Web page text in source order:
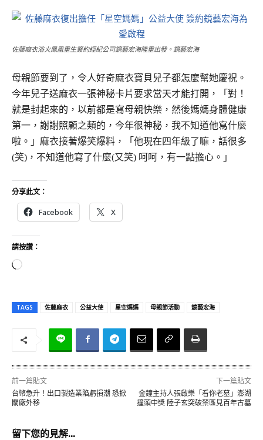
佐藤麻衣浴火鳳凰重生簽約經紀公司鏡藝宏海隆重出發。鏡藝宏海
母親節要到了，令人好奇麻衣寶貝兒子都怎麼幫她慶祝。
今年兒子送麻衣一張神秘卡片要求當天才能打開，「對！
就是封起來的，以前都是寫母親快樂，然後媽媽身體健康
第一，謝謝照顧之類的，今年很神秘，我不知道他寫什麼
啦。」麻衣接著爆笑爆料，「他現在四年級了嘛，話很多
(笑)，不知道他寫了什麼(又笑) 呵呵，有一點擔心。」
分享此文：
Facebook X
請按讚：
正
入
.
TAGS 佐藤麻衣 公益大使 星空媽媽 母親節活動 鏡藝宏海
前一篇貼文
台幣急升！出口製造業陷虧損潮 恐掀
關廠外移
下一篇貼文
金鐘主持人張啟樂「看你老墓」澎湖
撞頭中獎 陸子玄突破禁區見百年古墓
留下您的見解...